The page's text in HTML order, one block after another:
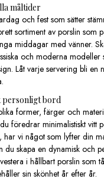
måltider
och fest som sätter
sortiment av porslin som
middagar med vänner.
och moderna
Låt varje servering bli en
personligt bord
former, färger och
föredrar minimalistiskt vitt
har vi något som lyfter din
du skapa en dynamisk och
i hållbart porslin som
sin skönhet år efter år.